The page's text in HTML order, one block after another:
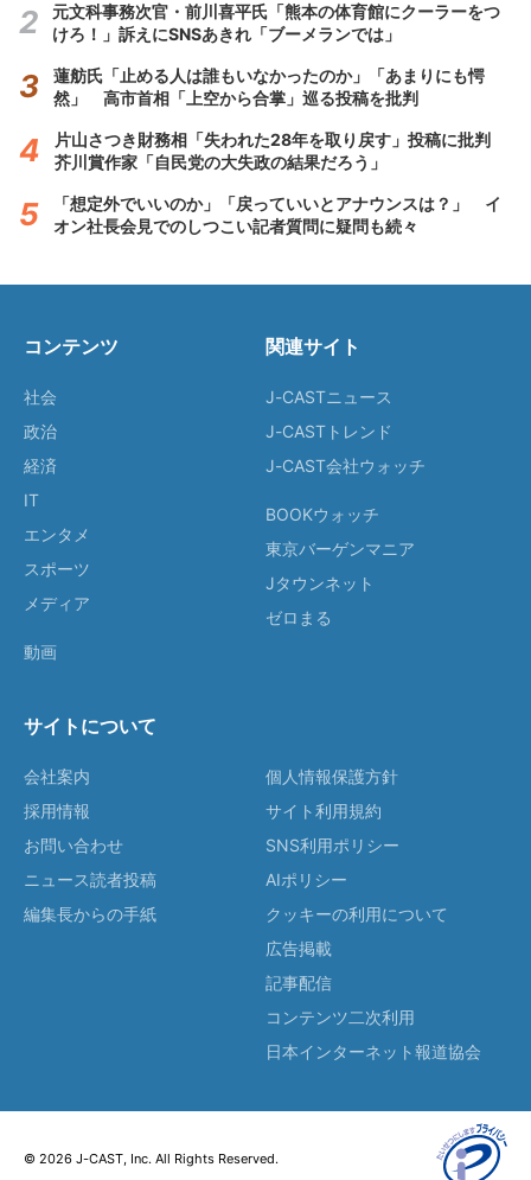
元文科事務次官・前川喜平氏「熊本の体育館にクーラーをつ
けろ！」訴えにSNSあきれ「ブーメランでは」
蓮舫氏「止める人は誰もいなかったのか」「あまりにも愕
然」 高市首相「上空から合掌」巡る投稿を批判
片山さつき財務相「失われた28年を取り戻す」投稿に批判
芥川賞作家「自民党の大失政の結果だろう」
「想定外でいいのか」「戻っていいとアナウンスは？」 イ
オン社長会見でのしつこい記者質問に疑問も続々
コンテンツ
社会
政治
経済
IT
エンタメ
スポーツ
メディア
動画
関連サイト
J-CASTニュース
J-CASTトレンド
J-CAST会社ウォッチ
BOOKウォッチ
東京バーゲンマニア
Jタウンネット
ゼロまる
サイトについて
会社案内
採用情報
お問い合わせ
ニュース読者投稿
編集長からの手紙
個人情報保護方針
サイト利用規約
SNS利用ポリシー
AIポリシー
クッキーの利用について
広告掲載
記事配信
コンテンツ二次利用
日本インターネット報道協会
© 2026 J-CAST, Inc. All Rights Reserved.